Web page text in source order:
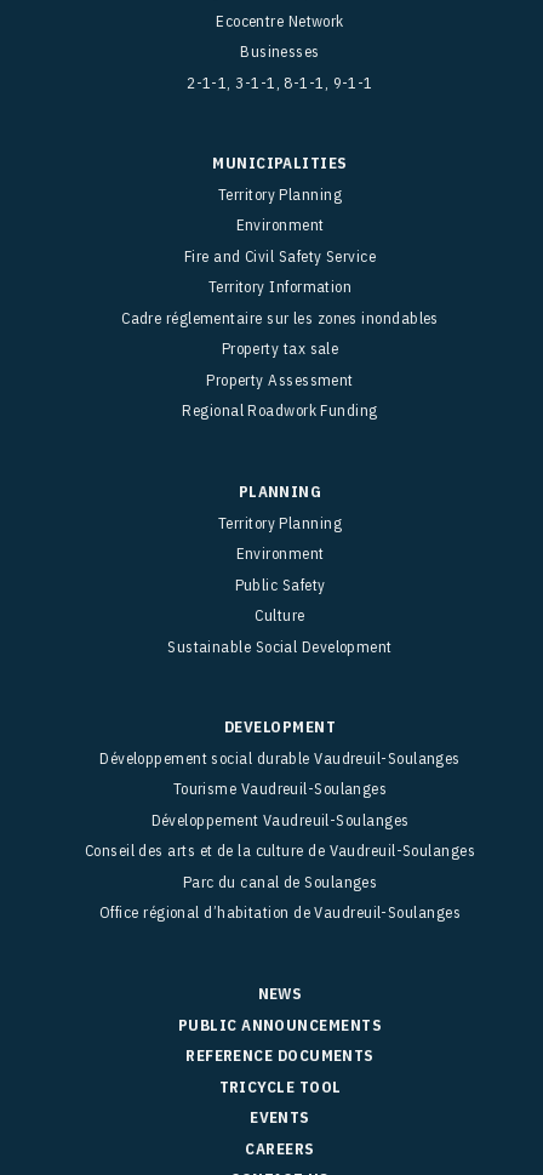
Ecocentre Network
Businesses
2-1-1, 3-1-1, 8-1-1, 9-1-1
MUNICIPALITIES
Territory Planning
Environment
Fire and Civil Safety Service
Territory Information
Cadre réglementaire sur les zones inondables
Property tax sale
Property Assessment
Regional Roadwork Funding
PLANNING
Territory Planning
Environment
Public Safety
Culture
Sustainable Social Development
DEVELOPMENT
Développement social durable Vaudreuil-Soulanges
Tourisme Vaudreuil-Soulanges
Développement Vaudreuil-Soulanges
Conseil des arts et de la culture de Vaudreuil-Soulanges
Parc du canal de Soulanges
Office régional d’habitation de Vaudreuil-Soulanges
NEWS
PUBLIC ANNOUNCEMENTS
REFERENCE DOCUMENTS
TRICYCLE TOOL
EVENTS
CAREERS